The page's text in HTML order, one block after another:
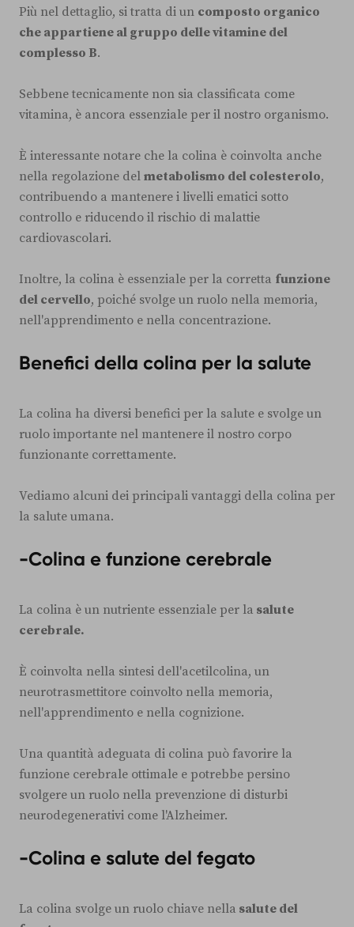
Più nel dettaglio, si tratta di un composto organico
che appartiene al gruppo delle vitamine del
complesso B.
Sebbene tecnicamente non sia classificata come
vitamina, è ancora essenziale per il nostro organismo.
È interessante notare che la colina è coinvolta anche
nella regolazione del metabolismo del colesterolo,
contribuendo a mantenere i livelli ematici sotto
controllo e riducendo il rischio di malattie
cardiovascolari.
Inoltre, la colina è essenziale per la corretta funzione
del cervello, poiché svolge un ruolo nella memoria,
nell'apprendimento e nella concentrazione.
Benefici della colina per la salute
La colina ha diversi benefici per la salute e svolge un
ruolo importante nel mantenere il nostro corpo
funzionante correttamente.
Vediamo alcuni dei principali vantaggi della colina per
la salute umana.
-Colina e funzione cerebrale
La colina è un nutriente essenziale per la salute
cerebrale.
È coinvolta nella sintesi dell'acetilcolina, un
neurotrasmettitore coinvolto nella memoria,
nell'apprendimento e nella cognizione.
Una quantità adeguata di colina può favorire la
funzione cerebrale ottimale e potrebbe persino
svolgere un ruolo nella prevenzione di disturbi
neurodegenerativi come l'Alzheimer.
-Colina e salute del fegato
La colina svolge un ruolo chiave nella salute del